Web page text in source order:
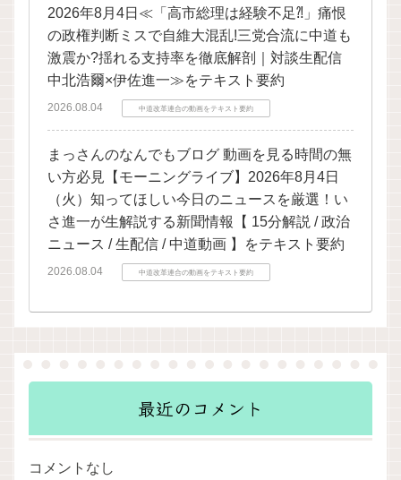
2026年8月4日≪「高市総理は経験不足⁈」痛恨
の政権判断ミスで自維大混乱!三党合流に中道も
激震か?揺れる支持率を徹底解剖｜対談生配信
中北浩爾×伊佐進一≫をテキスト要約
2026.08.04 中道改革連合の動画をテキスト要約
まっさんのなんでもブログ 動画を見る時間の無
い方必見【モーニングライブ】2026年8月4日
（火）知ってほしい今日のニュースを厳選！い
さ進一が生解説する新聞情報【 15分解説 / 政治
ニュース / 生配信 / 中道動画 】をテキスト要約
2026.08.04 中道改革連合の動画をテキスト要約
最近のコメント
コメントなし